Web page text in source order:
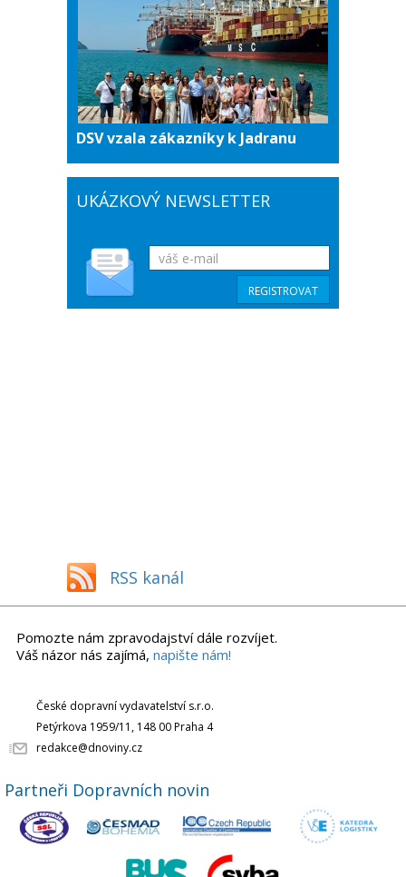
DSV vzala zákazníky k Jadranu
UKÁZKOVÝ NEWSLETTER
RSS kanál
Pomozte nám zpravodajství dále rozvíjet.
Váš názor nás zajímá, napište nám!
České dopravní vydavatelství s.r.o.
Petýrkova 1959/11, 148 00 Praha 4
redakce@dnoviny.cz
Partneři Dopravních novin